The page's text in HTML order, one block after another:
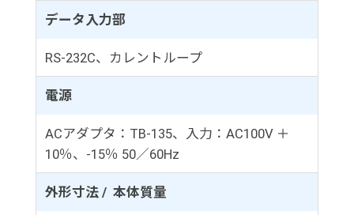
データ入力部
RS-232C、カレントループ
電源
ACアダプタ：TB-135、入力：AC100V ＋
10％、-15％ 50／60Hz
外形寸法 / 本体質量